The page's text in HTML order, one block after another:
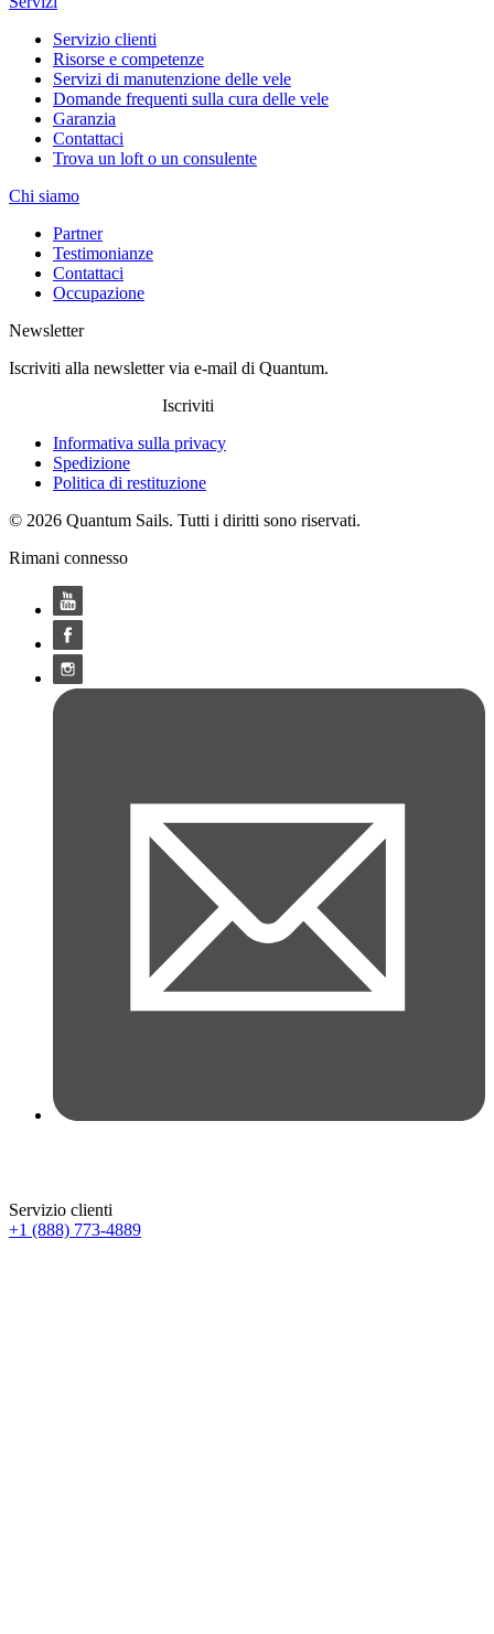
Servizio clienti
Risorse e competenze
Servizi di manutenzione delle vele
Domande frequenti sulla cura delle vele
Garanzia
Contattaci
Trova un loft o un consulente
Chi siamo
Partner
Testimonianze
Contattaci
Occupazione
Newsletter
Iscriviti alla newsletter via e-mail di Quantum.
Iscriviti
Informativa sulla privacy
Spedizione
Politica di restituzione
© 2026 Quantum Sails. Tutti i diritti sono riservati.
Rimani connesso
Servizio clienti
+1 (888) 773-4889